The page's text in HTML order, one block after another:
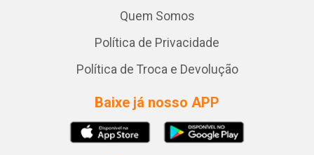
Quem Somos
Política de Privacidade
Política de Troca e Devolução
Baixe já nosso APP